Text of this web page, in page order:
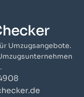
Umzugsangebote.